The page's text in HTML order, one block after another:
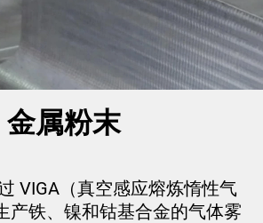
金属粉末
VIGA（真空感应熔炼惰性气
产铁、镍和钴基合金的气体雾